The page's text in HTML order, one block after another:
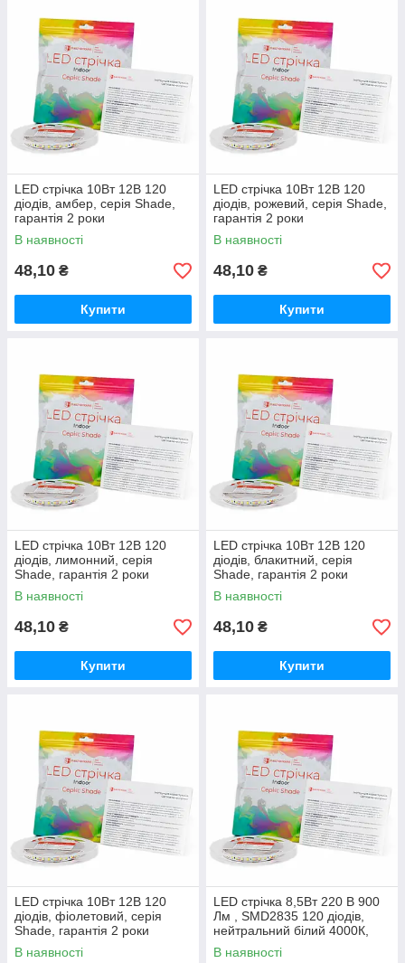
LED стрічка 10Вт 12В 120
діодів, амбер, серія Shade,
гарантія 2 роки
В наявності
48,10 ₴
Купити
LED стрічка 10Вт 12В 120
діодів, рожевий, серія Shade,
гарантія 2 роки
В наявності
48,10 ₴
Купити
LED стрічка 10Вт 12В 120
діодів, лимонний, серія
Shade, гарантія 2 роки
В наявності
48,10 ₴
Купити
LED стрічка 10Вт 12В 120
діодів, блакитний, серія
Shade, гарантія 2 роки
В наявності
48,10 ₴
Купити
LED стрічка 10Вт 12В 120
діодів, фіолетовий, серія
Shade, гарантія 2 роки
В наявності
LED стрічка 8,5Вт 220 В 900
Лм , SMD2835 120 діодів,
нейтральний білий 4000К,
серія Shade, гарантія 2 роки
В наявності